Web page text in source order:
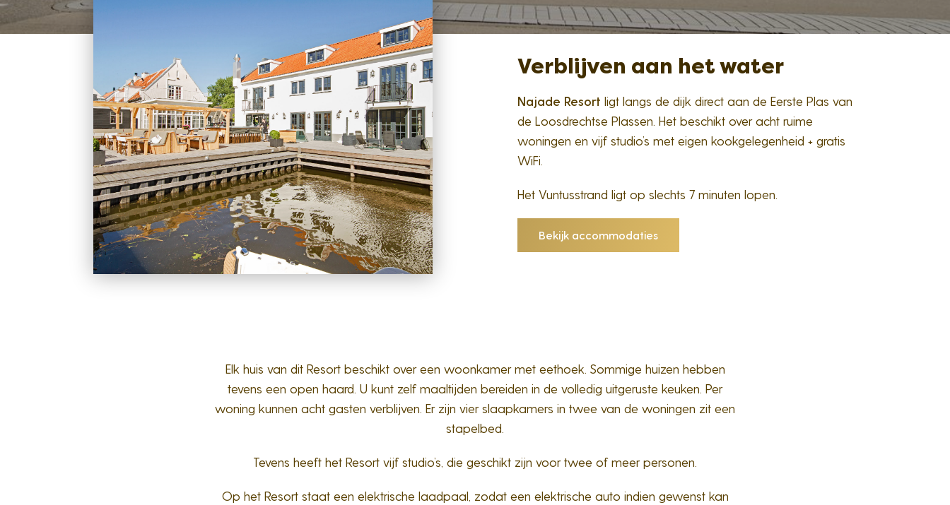
Verblijven aan het water
Najade Resort ligt langs de dijk direct aan de Eerste Plas van
de Loosdrechtse Plassen. Het beschikt over acht ruime
woningen en vijf studio’s met eigen kookgelegenheid + gratis
WiFi.
Het Vuntusstrand ligt op slechts 7 minuten lopen.
Bekijk accommodaties
Elk huis van dit Resort beschikt over een woonkamer met eethoek. Sommige huizen hebben
tevens een open haard. U kunt zelf maaltijden bereiden in de volledig uitgeruste keuken. Per
woning kunnen acht gasten verblijven. Er zijn vier slaapkamers in twee van de woningen zit een
stapelbed.
Tevens heeft het Resort vijf studio’s, die geschikt zijn voor twee of meer personen.
Op het Resort staat een elektrische laadpaal, zodat een elektrische auto indien gewenst kan